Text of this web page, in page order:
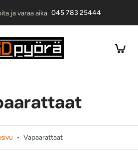
ja varaa aika 045 783 25444
• Vapaarattaat